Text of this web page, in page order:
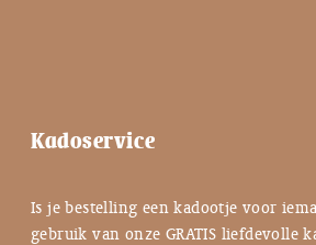
Kadoservice
Is je bestelling een kadootje voor
gebruik van onze GRATIS liefdevolle